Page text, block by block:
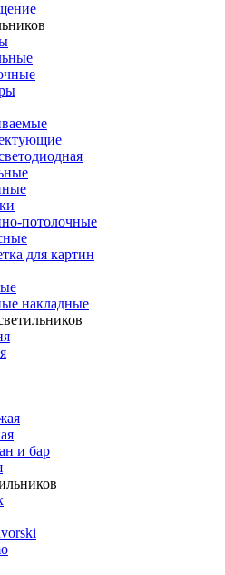
потолочные
для картин
накладные
и бар